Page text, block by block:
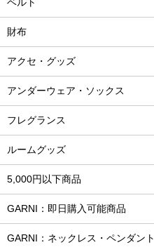
財布
アクセ・グッズ
アンダーウェア・ソックス
フレグランス
ルームグッズ
5,000円以下商品
GARNI：即日購入可能商品
GARNI：ネックレス・ペンダント